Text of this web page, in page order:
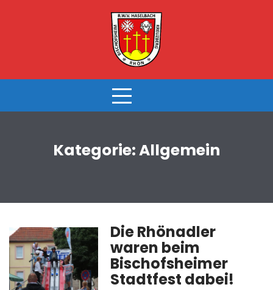
Kategorie:Allgemein
Die Rhönadler
waren beim
Bischofsheimer
Stadtfest dabei!